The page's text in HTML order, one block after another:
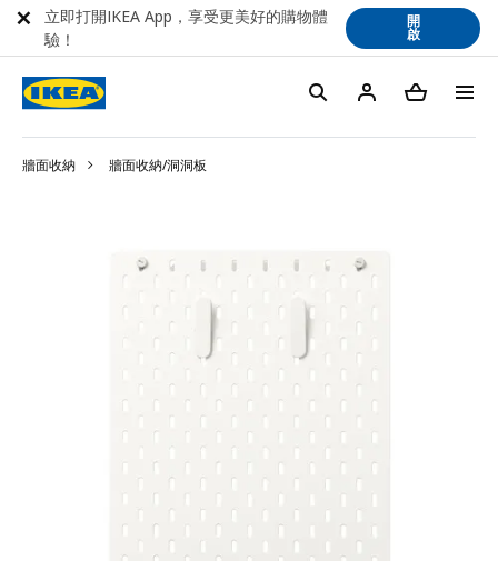
牆面收納 牆面收納/洞洞板
立即打開IKEA App，享受更美好的購物體
驗！
開
啟